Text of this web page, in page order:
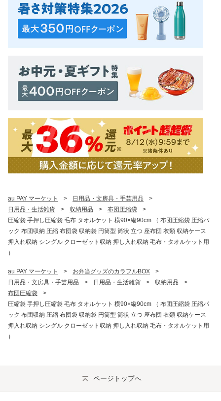
au PAY マーケット > 日用品・文房具・手芸用品
>
日用品・生活雑貨
> 収納用品 > 布団圧縮袋
>
圧縮袋 手押し圧縮袋 毛布 タオルケット 横90×縦90cm （ 布団圧縮袋 圧縮パ
ック 布団収納 圧縮 布団袋 収納袋 円筒型 筒状 立つ 座布団 衣類 収納ケース
押入れ収納 シングル クローゼット収納 押し入れ収納 毛布・タオルケット用
）
au PAY マーケット > お弁当グッズのカラフルBOX
>
日用品・文房具・手芸用品
> 日用品・生活雑貨 > 収納用品
>
布団圧縮袋
>
圧縮袋 手押し圧縮袋 毛布 タオルケット 横90×縦90cm （ 布団圧縮袋 圧縮パ
ック 布団収納 圧縮 布団袋 収納袋 円筒型 筒状 立つ 座布団 衣類 収納ケース
押入れ収納 シングル クローゼット収納 押し入れ収納 毛布・タオルケット用
）
ページトップへ